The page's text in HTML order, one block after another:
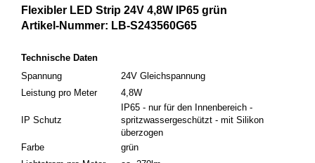
Flexibler LED Strip 24V 4,8W IP65 grün
Artikel-Nummer: LB-S243560G65
Technische Daten
Spannung
24V Gleichspannung
Leistung pro Meter
4,8W
IP Schutz
IP65 - nur für den Innenbereich -
spritzwassergeschützt - mit Silikon
überzogen
Farbe
grün